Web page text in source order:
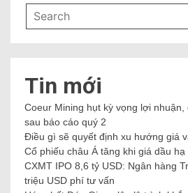
Tin mới
Coeur Mining hụt kỳ vọng lợi
sau báo cáo quý 2
Điều gì sẽ quyết định xu hướng giá
Cổ phiếu châu Á tăng khi giá dầu hạ
CXMT IPO 8,6 tỷ USD: Ngân hàng
triệu USD phí tư vấn